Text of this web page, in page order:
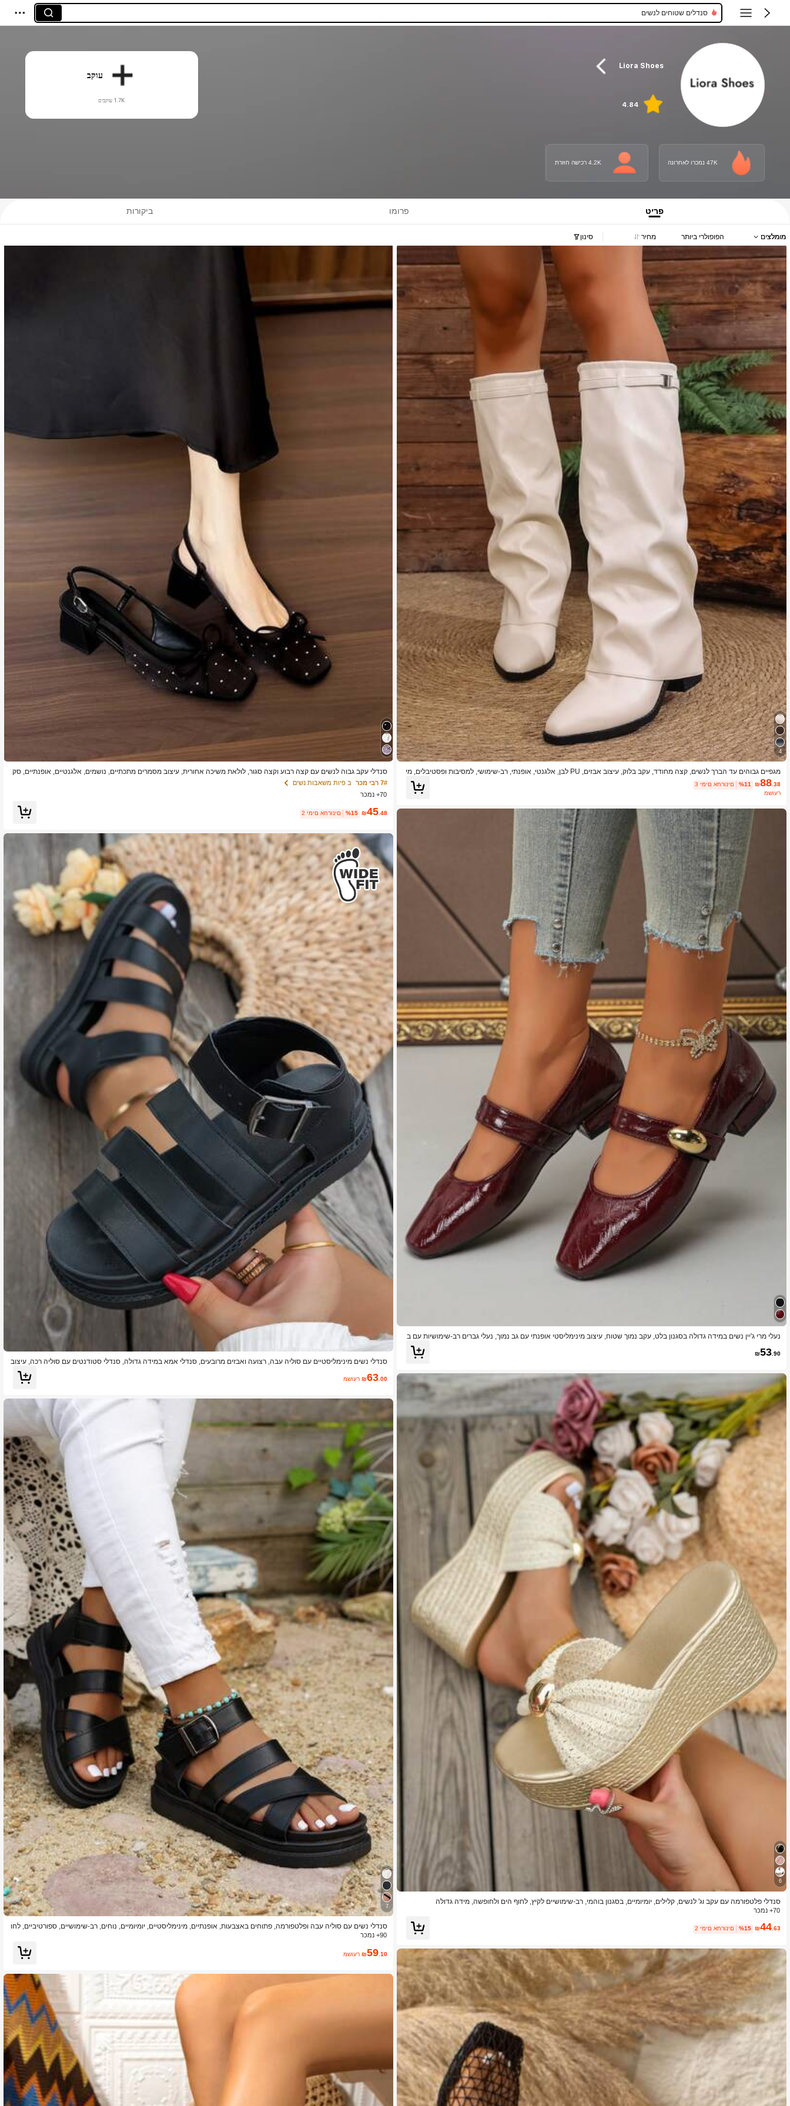
סנדלי פלטפורמה לנשים
Liora Shoes
4.84
עוקב
1.7K עוקבים
47K נמכרו לאחרונה 4.2K רכישה חוזרת
פריט פרומו ביקורות
מומלצים הפופולרי ביותר מחיר סינון
4
מגפיים גבוהים עד הברך לנשים, קצה מחודד, עקב בלוק, עיצוב אבזים, PU לבן, אלגנטי, אופנתי, רב-שימושי, למסיבות ופסטיבלים, מי
דה גדולה
₪88.38
%11
3 ימים אחרונים
משוער
נעלי מרי ג'יין נשים במידה גדולה בסגנון בלט, עקב נמוך שטוח, עיצוב מינימליסטי אופנתי עם גב נמוך, נעלי גברים רב-שימושיות עם ב
₪53 .90
6
סנדלי פלטפורמה עם עקב וג' לנשים, קלילים, יומיומיים, בסגנון בוהמי, רב-שימושיים לקיץ, לחוף הים ולחופשה, מידה גדולה
70+ נמכר
₪44.63
%15 2 ימים אחרונים
סנדלי עקב גבוה לנשים עם קצה רבוע וקצה סגור, לולאת משיכה אחורית, עיצוב מסמרים מתכתיים, נושמים, אלגנטיים, אופנתיים, סק
סיים ונוחים לאביב קיץ, למסיבות ומפגשים
7# רבי מכר
ב פיות משאבות נשים
70+ נמכר
₪45 .48
%15 2 ימים אחרונים
סנדלי נשים מינימליסטיים עם סוליה עבה, רצועה ואבזים מרובעים, סנדלי אמא במידה גדולה, סנדלי סטודנטים עם סוליה רכה, עיצוב
פלטפורמה נוח, נעליים שטוחות עם אצבעות פתוחות, סגנון רטרו אלגנטי ורב-שימושי לקיץ, נוח לחוף הים, סגנון ספורטי, לביגוד עבוד
ה, אופנתי ליציאה
₪63 .00 משוער
7
סנדלי נשים עם סוליה עבה ופלטפורמה, פתוחים באצבעות, אופנתיים, מינימליסטיים, יומיומיים, נוחים, רב-שימושיים, ספורטיביים, לחו
פשה, לקיץ, לחוץ, במידות גדולות, להליכה
90+ נמכר
₪59.10 משוער